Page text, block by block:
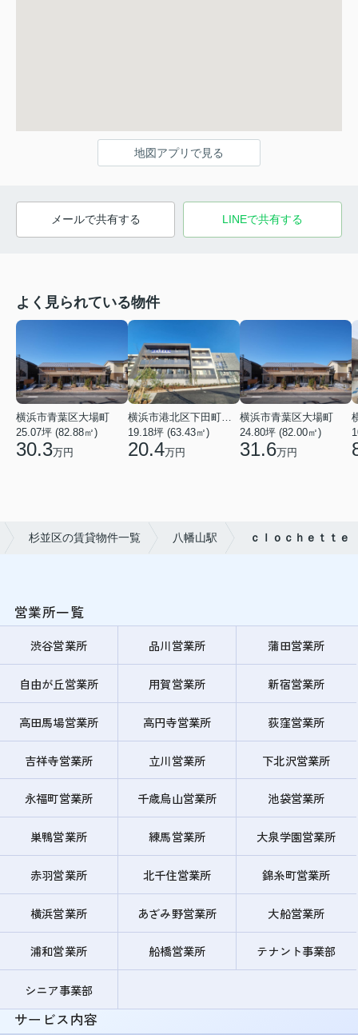
地図アプリで見る
メールで共有する LINEで共有する
よく見られている物件
横浜市青葉区大場町
25.07坪 (82.88㎡)
30.3万円
19.18坪 (63.43㎡)
20.4万円
横浜市青葉区大場町
24.80坪 (82.00㎡)
31.6万円
杉並区の賃貸物件一覧 八幡山駅 ｃｌｏｃｈｅｔｔｅ
営業所一覧
渋谷営業所 品川営業所 蒲田営業所
自由が丘営業所 用賀営業所 新宿営業所
高田馬場営業所 高円寺営業所 荻窪営業所
吉祥寺営業所 立川営業所 下北沢営業所
永福町営業所 千歳烏山営業所 池袋営業所
巣鴨営業所 練馬営業所 大泉学園営業所
赤羽営業所 北千住営業所 錦糸町営業所
横浜営業所 あざみ野営業所 大船営業所
浦和営業所 船橋営業所 テナント事業部
シニア事業部
サービス内容